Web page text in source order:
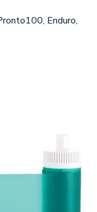
Enduro,